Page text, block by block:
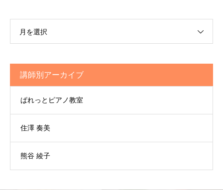
月を選択
講師別アーカイブ
ぱれっとピアノ教室
住澤 奏美
熊谷 綾子